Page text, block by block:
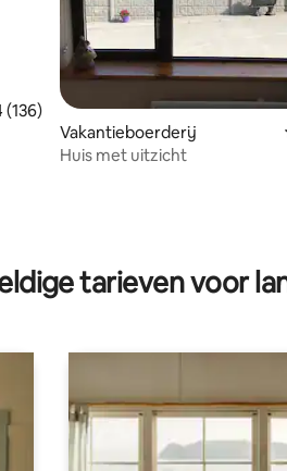
beoordeling van 4,94 op 5, 136
(136)
Vakantieboerderij
Huis met uitzicht
tarieven voor